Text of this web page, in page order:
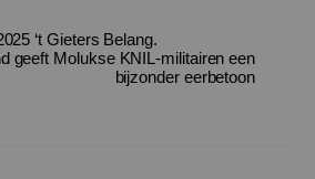
‘t Gieters Belang.
geeft Molukse KNIL-militairen een
bijzonder eerbetoon